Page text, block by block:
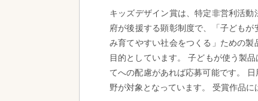
キッズデザイン賞は、特定非営利活
府が後援する顕彰制度で、「子ども
み育てやすい社会をつくる」ための
目的としています。 子どもが使う製
てへの配慮があれば応募可能です。
野が対象となっています。 受賞作品に